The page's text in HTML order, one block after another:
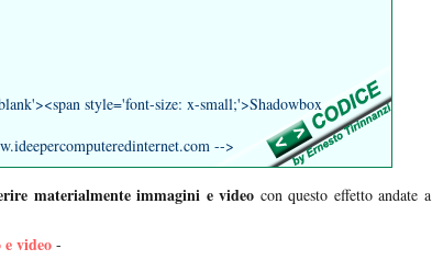
style='font-size: x-small;'>Shadowbox
-->
materialmente immagini e video con questo effetto andate a
video -